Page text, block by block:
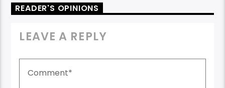
READER'S OPINIONS
LEAVE A REPLY